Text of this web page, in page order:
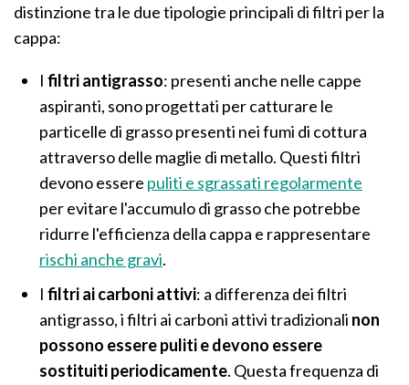
distinzione tra le due tipologie principali di filtri per la
cappa:
I filtri antigrasso: presenti anche nelle cappe
aspiranti, sono progettati per catturare le
particelle di grasso presenti nei fumi di cottura
attraverso delle maglie di metallo. Questi filtri
devono essere puliti e sgrassati regolarmente
per evitare l'accumulo di grasso che potrebbe
ridurre l'efficienza della cappa e rappresentare
rischi anche gravi.
I filtri ai carboni attivi: a differenza dei filtri
antigrasso, i filtri ai carboni attivi tradizionali non
possono essere puliti e devono essere
sostituiti periodicamente. Questa frequenza di